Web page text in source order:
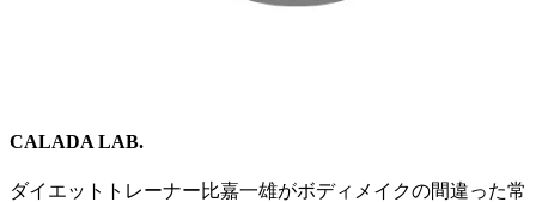
CALADA LAB.
ダイエットトレーナー比嘉一雄がボディメイクの間違った常